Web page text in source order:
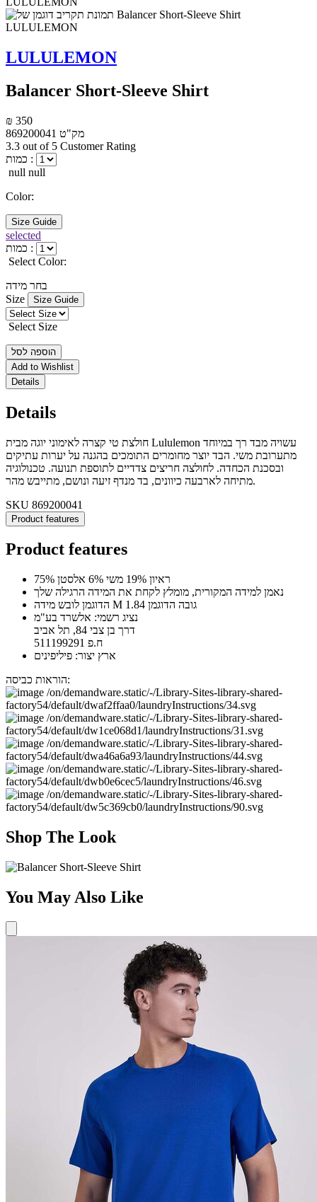
LULULEMON
Balancer Short-Sleeve Shirt
₪ 350
מק"ט 869200041
3.3 out of 5 Customer Rating
כמות :
null null
Color:
Size Guide
selected
כמות :
Select Color:
בחר מידה
Size
Size Guide
Select Size
הוספה לסל
Add to Wishlist
Details
Details
חולצת טי קצרה לאימוני יוגה מבית Lululemon עשויה מבד רך במיוחד
מתערובת משי. הבד יוצר מחומרים התומכים בהגנה על יערות עתיקים
ובסכנת הכחדה. לחולצה חריצים צדדיים לתוספת תנועה. טכנולוגיה
מתיחה לארבעה כיוונים, בד מנדף זיעה ונושם, מתייבש מהר.
SKU 869200041
Product features
Product features
75% ראיון 19% משי 6% אלסטן
נאמן למידה המקורית, מומלץ לקחת את המידה הרגילה שלך
הדוגמן לובש מידה M גובה הדוגמן 1.84
נציג רשמי: אלשרד בע"מ
דרך בן צבי 84, תל אביב
ח.פ 511199291
ארץ יצור: פיליפינים
הוראות כביסה:
Shop The Look
You May Also Like